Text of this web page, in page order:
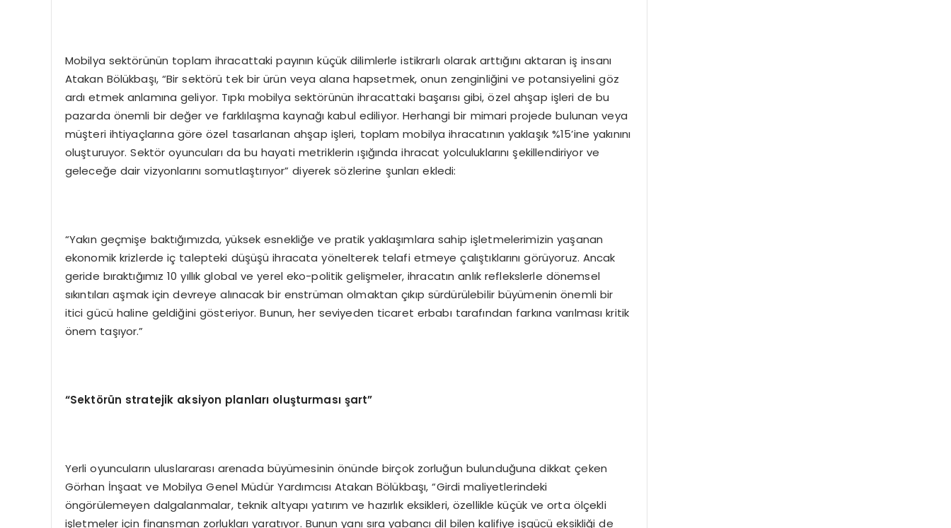
Mobilya sektörünün toplam ihracattaki payının küçük dilimlerle istikrarlı olarak arttığını aktaran iş insanı
Atakan Bölükbaşı, “Bir sektörü tek bir ürün veya alana hapsetmek, onun zenginliğini ve potansiyelini göz
ardı etmek anlamına geliyor. Tıpkı mobilya sektörünün ihracattaki başarısı gibi, özel ahşap işleri de bu
pazarda önemli bir değer ve farklılaşma kaynağı kabul ediliyor. Herhangi bir mimari projede bulunan veya
müşteri ihtiyaçlarına göre özel tasarlanan ahşap işleri, toplam mobilya ihracatının yaklaşık %15’ine yakınını
oluşturuyor. Sektör oyuncuları da bu hayati metriklerin ışığında ihracat yolculuklarını şekillendiriyor ve
geleceğe dair vizyonlarını somutlaştırıyor” diyerek sözlerine şunları ekledi:
“Yakın geçmişe baktığımızda, yüksek esnekliğe ve pratik yaklaşımlara sahip işletmelerimizin yaşanan
ekonomik krizlerde iç talepteki düşüşü ihracata yönelterek telafi etmeye çalıştıklarını görüyoruz. Ancak
geride bıraktığımız 10 yıllık global ve yerel eko-politik gelişmeler, ihracatın anlık reflekslerle dönemsel
sıkıntıları aşmak için devreye alınacak bir enstrüman olmaktan çıkıp sürdürülebilir büyümenin önemli bir
itici gücü haline geldiğini gösteriyor. Bunun, her seviyeden ticaret erbabı tarafından farkına varılması kritik
önem taşıyor.”
“Sektörün stratejik aksiyon planları oluşturması şart”
Yerli oyuncuların uluslararası arenada büyümesinin önünde birçok zorluğun bulunduğuna dikkat çeken
Görhan İnşaat ve Mobilya Genel Müdür Yardımcısı Atakan Bölükbaşı, “Girdi maliyetlerindeki
öngörülemeyen dalgalanmalar, teknik altyapı yatırım ve hazırlık eksikleri, özellikle küçük ve orta ölçekli
işletmeler için finansman zorlukları yaratıyor. Bunun yanı sıra yabancı dil bilen kalifiye işgücü eksikliği de